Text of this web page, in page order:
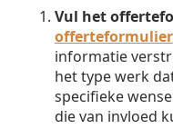
Vul het
offerteformulier
informatie
het type werk
specifieke
die van invloed